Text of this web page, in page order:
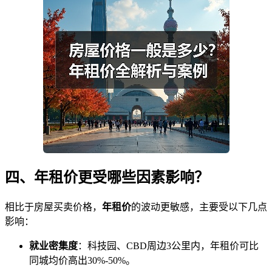
四、年租价更受哪些因素影响？
相比于房屋买卖价格， 年租价的波动更敏感，主要受以下几点
影响：
就业密集度：科技园、CBD周边3公里内，年租价可比
同城均价高出30%-50%。